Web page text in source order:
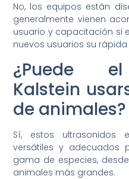
No, los equipos están
generalmente vienen
usuario y capacitación si
nuevos usuarios su
¿Puede
Kalstein
de animales?
Sí, estos ultrasonidos
versátiles y adecuados
gama de especies,
animales más grandes.